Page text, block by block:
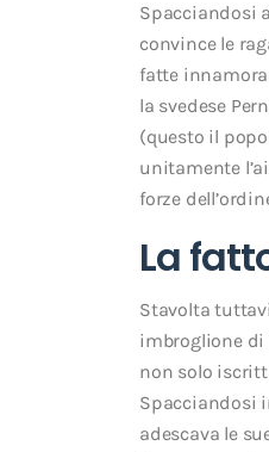
Spacciandosi
convince le
fatte
la svedese
(questo il
unitamente
forze
La
Stavolta
imbroglione di
non solo
Spacciandosi
adescava le